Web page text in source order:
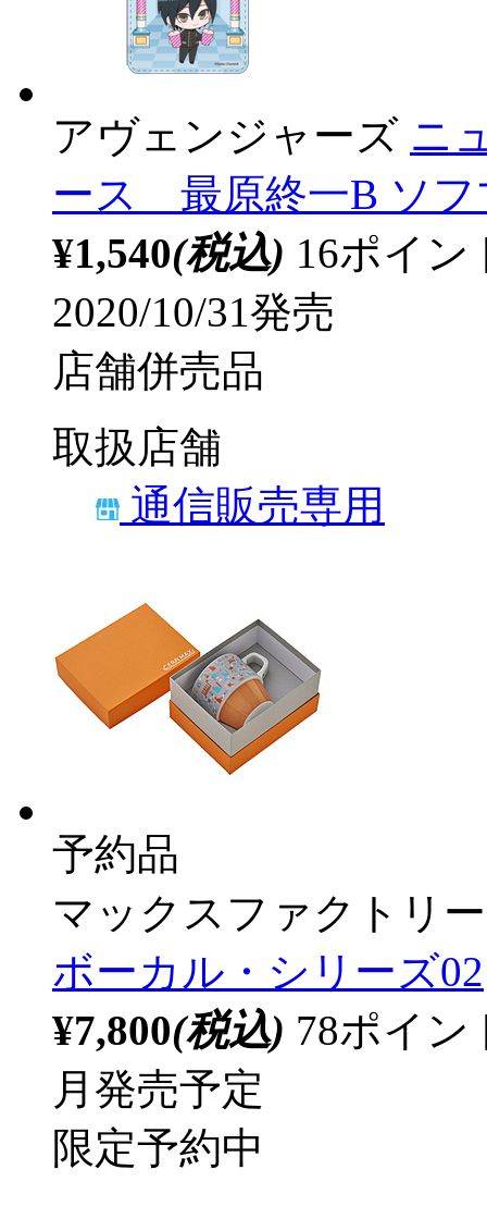
アヴェンジャーズ ニ
ース 最原終一B ソフ
¥1,540(税込) 16ポイ
2020/10/31発売
店舗併売品
取扱店舗
通信販売専用
予約品
マックスファクトリー
ボーカル・シリーズ02
¥7,800(税込) 78ポイ
月発売予定
限定予約中